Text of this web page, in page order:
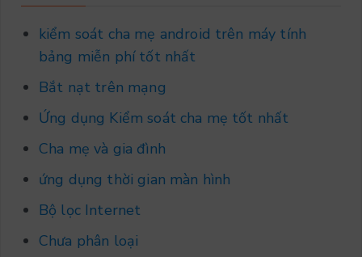
kiểm soát cha mẹ android trên máy tính
bảng miễn phí tốt nhất
Bắt nạt trên mạng
Ứng dụng Kiểm soát cha mẹ tốt nhất
Cha mẹ và gia đình
ứng dụng thời gian màn hình
Bộ lọc Internet
Chưa phân loại